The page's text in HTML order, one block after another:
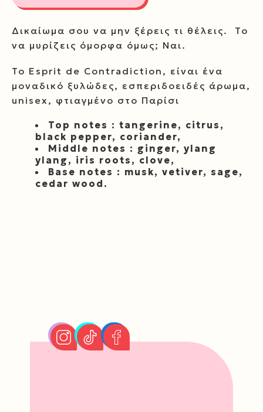
Δικαίωμα σου να μην ξέρεις τι θέλεις. Το
να μυρίζεις όμορφα όμως; Ναι.
Το Esprit de Contradiction, είναι ένα
μοναδικό ξυλώδες, εσπεριδοειδές άρωμα,
unisex, φτιαγμένο στο Παρίσι
Top notes : tangerine, citrus,
black pepper, coriander,
Middle notes : ginger, ylang
ylang, iris roots, clove,
Base notes : musk, vetiver, sage,
cedar wood.